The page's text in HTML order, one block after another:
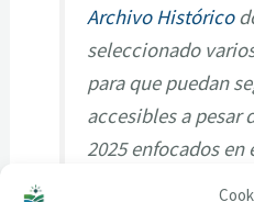
Archivo Histórico
seleccionado
para que puedan
accesibles a pesar
2025 enfocados en